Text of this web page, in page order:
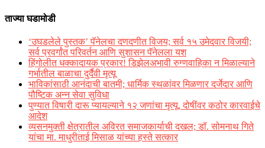
ताज्या घडामोडी
‘उघडलेले पुस्तक’ पॅनेलचा दणदणीत विजय; सर्व १५ उमेदवार विजयी;
सर्व प्रवर्गांत परिवर्तन आणि सुशासन पॅनेलला यश
हिंगोलीत धक्कादायक प्रकार! डिझेलअभावी रुग्णवाहिका न मिळाल्याने
गर्भातील बाळाचा दुर्दैवी मृत्यू
भाविकांसाठी आनंदाची बातमी; धार्मिक स्थळांवर मिळणार दर्जेदार आणि
पौष्टिक अन्न सेवा सुविधा
पुण्यात विषारी दारू प्यायल्याने १२ जणांचा मृत्यू, दोषींवर कठोर कारवाईचे
आदेश
व्यसनमुक्ती क्षेत्रातील अविरत समाजकार्याची दखल; डॉ. सोमनाथ गिते
यांचा मा. माधुरीताई मिसाळ यांच्या हस्ते सत्कार